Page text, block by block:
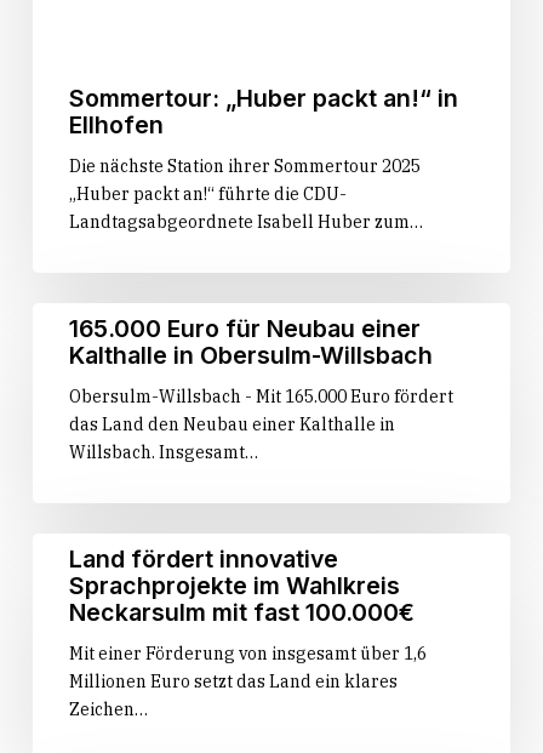
Sommertour: „Huber packt an!“ in
Ellhofen
Die nächste Station ihrer Sommertour 2025
„Huber packt an!“ führte die CDU-
Landtagsabgeordnete Isabell Huber zum…
165.000
Euro
Neubau
einer
Kalthalle
Obersulm-
Willsbach
165.000 Euro für Neubau einer
Kalthalle in Obersulm-Willsbach
Obersulm-Willsbach - Mit 165.000 Euro fördert
das Land den Neubau einer Kalthalle in
Willsbach. Insgesamt…
Land
fördert
innovative
Wahlkreis
Neckarsulm
Land fördert innovative
Sprachprojekte im Wahlkreis
Neckarsulm mit fast 100.000€
Mit einer Förderung von insgesamt über 1,6
Millionen Euro setzt das Land ein klares
Zeichen…